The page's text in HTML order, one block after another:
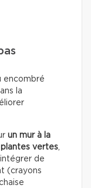
encombré
la
un mur à la
plantes vertes,
de
(crayons